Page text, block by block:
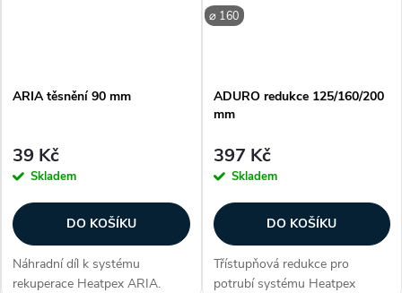
ARIA těsnění 90 mm
39 Kč
Skladem
DO KOŠÍKU
Náhradní díl k systému
rekuperace Heatpex ARIA.
⌀ 160
ADURO redukce 125/160/200
mm
397 Kč
Skladem
DO KOŠÍKU
Třístupňová redukce pro
potrubí systému Heatpex